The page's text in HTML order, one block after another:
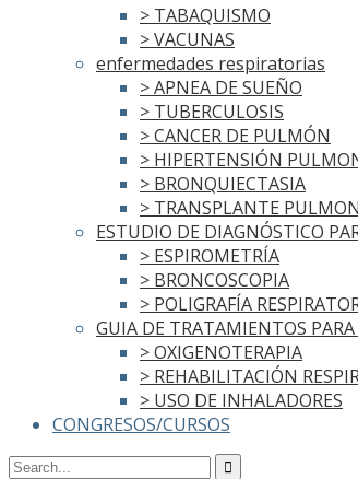
> TABAQUISMO
> VACUNAS
enfermedades respiratorias
> APNEA DE SUEÑO
> TUBERCULOSIS
> CANCER DE PULMÓN
> HIPERTENSIÓN
> BRONQUIECTASIA
> TRANSPLANTE
ESTUDIO DE DIAGNÓSTICO
> ESPIROMETRÍA
> BRONCOSCOPIA
> POLIGRAFÍA
GUIA DE TRATAMIENTOS
> OXIGENOTERAPIA
> REHABILITACIÓN
> USO DE INHALADORES
CONGRESOS/CURSOS